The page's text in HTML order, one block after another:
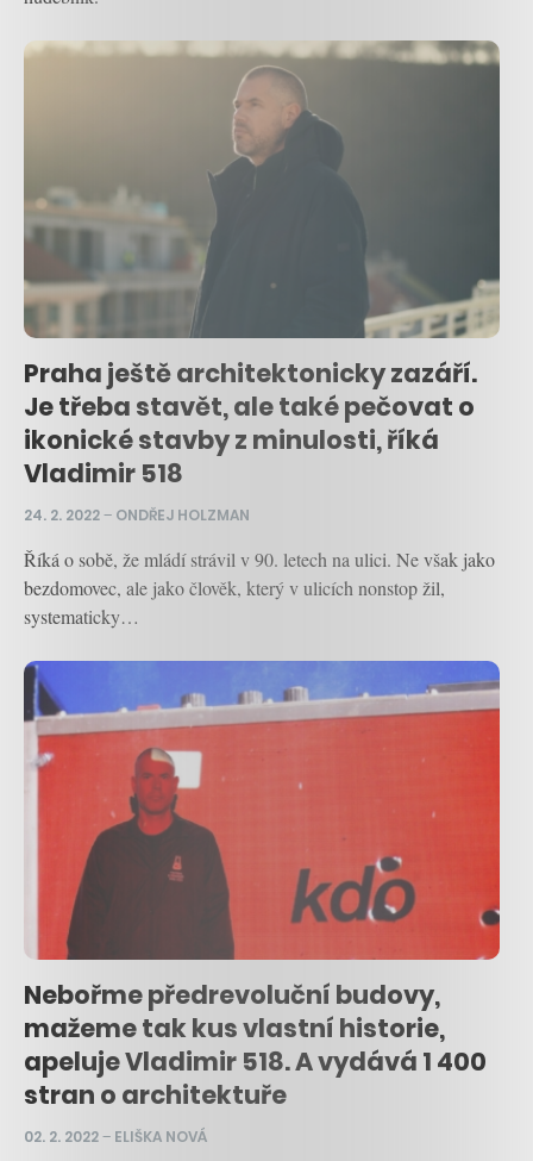
Praha ještě architektonicky zazáří.
Je třeba stavět, ale také pečovat o
ikonické stavby z minulosti, říká
Vladimir 518
24. 2. 2022– ONDŘEJ HOLZMAN
Říká o sobě, že mládí strávil v 90. letech na ulici. Ne však jako
bezdomovec, ale jako člověk, který v ulicích nonstop žil,
systematicky…
Nebořme předrevoluční budovy,
mažeme tak kus vlastní historie,
apeluje Vladimir 518. A vydává 1 400
stran o architektuře
02. 2. 2022– ELIŠKA NOVÁ